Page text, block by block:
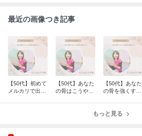
最近の画像つき記事
【50代】初めて
メルカリで出品
【50代】あなた
の骨はこうやっ
【50代】あなた
の骨を強くする
もっと見る